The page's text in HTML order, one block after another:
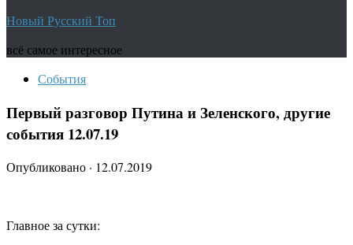
Новый Русский Топ
всё самое интересное
События
Первый разговор Путина и Зеленского, другие
события 12.07.19
Опубликовано · 12.07.2019
Главное за сутки: